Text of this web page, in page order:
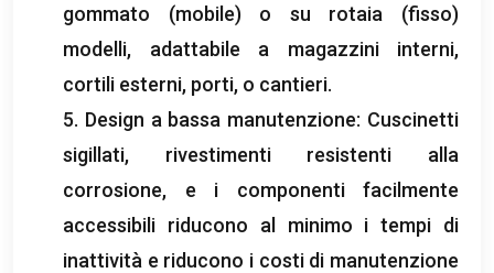
gommato (mobile) o su rotaia (fisso)
modelli, adattabile a magazzini interni,
cortili esterni, porti, o cantieri.
5. Design a bassa manutenzione: Cuscinetti
sigillati, rivestimenti resistenti alla
corrosione, e i componenti facilmente
accessibili riducono al minimo i tempi di
inattività e riducono i costi di manutenzione